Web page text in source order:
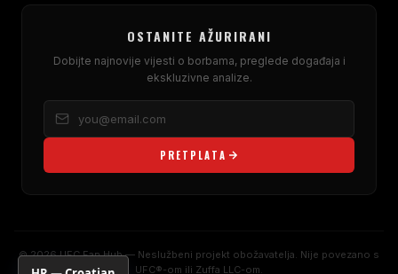
OSTANITE AŽURIRANI
Dobijte najnovije vijesti o borbama, preglede događaja i
ekskluzivne analize.
PRETPLATA
© 2026 UFC Fan Hub — Neslužbeni projekt obožavatelja. Nije povezano s
UFC®-om ili Zuffa LLC-om.